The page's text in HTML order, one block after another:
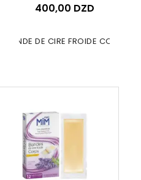
BANDE DE CIRE FROIDE CORPS ET...
400,00 DZD